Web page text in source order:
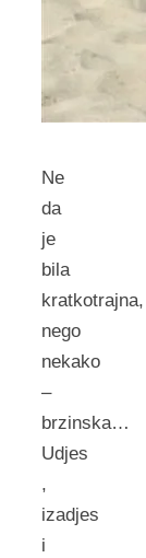
Ne
da
je
bila
kratkotrajna,
nego
nekako
–
brzinska…
Udjes
,
izadjes
i